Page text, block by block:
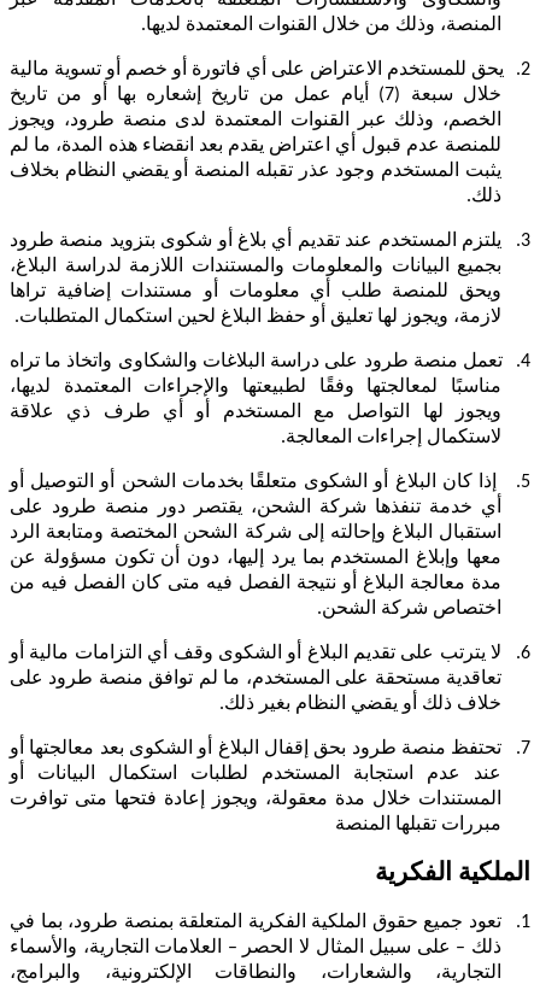
المنصة، وذلك من خلال القنوات المعتمدة لديها.
2.
يحق للمستخدم الاعتراض على أي فاتورة أو خصم أو تسوية مالية
خلال سبعة (7) أيام عمل من تاريخ إشعاره بها أو من تاريخ
الخصم، وذلك عبر القنوات المعتمدة لدى منصة طرود، ويجوز
للمنصة عدم قبول أي اعتراض يقدم بعد انقضاء هذه المدة، ما لم
يثبت المستخدم وجود عذر تقبله المنصة أو يقضي النظام بخلاف
ذلك.
3.
يلتزم المستخدم عند تقديم أي بلاغ أو شكوى بتزويد منصة طرود
بجميع البيانات والمعلومات والمستندات اللازمة لدراسة البلاغ،
ويحق للمنصة طلب أي معلومات أو مستندات إضافية تراها
لازمة، ويجوز لها تعليق أو حفظ البلاغ لحين استكمال المتطلبات.
4.
تعمل منصة طرود على دراسة البلاغات والشكاوى واتخاذ ما تراه
مناسبًا لمعالجتها وفقًا لطبيعتها والإجراءات المعتمدة لديها،
ويجوز لها التواصل مع المستخدم أو أي طرف ذي علاقة
لاستكمال إجراءات المعالجة.
5.
إذا كان البلاغ أو الشكوى متعلقًا بخدمات الشحن أو التوصيل أو
أي خدمة تنفذها شركة الشحن، يقتصر دور منصة طرود على
استقبال البلاغ وإحالته إلى شركة الشحن المختصة ومتابعة الرد
معها وإبلاغ المستخدم بما يرد إليها، دون أن تكون مسؤولة عن
مدة معالجة البلاغ أو نتيجة الفصل فيه متى كان الفصل فيه من
اختصاص شركة الشحن.
6.
لا يترتب على تقديم البلاغ أو الشكوى وقف أي التزامات مالية أو
تعاقدية مستحقة على المستخدم، ما لم توافق منصة طرود على
خلاف ذلك أو يقضي النظام بغير ذلك.
7.
تحتفظ منصة طرود بحق إقفال البلاغ أو الشكوى بعد معالجتها أو
عند عدم استجابة المستخدم لطلبات استكمال البيانات أو
المستندات خلال مدة معقولة، ويجوز إعادة فتحها متى توافرت
مبررات تقبلها المنصة
الملكية الفكرية
1.
تعود جميع حقوق الملكية الفكرية المتعلقة بمنصة طرود، بما في
ذلك – على سبيل المثال لا الحصر – العلامات التجارية، والأسماء
التجارية، والشعارات، والنطاقات الإلكترونية، والبرامج،